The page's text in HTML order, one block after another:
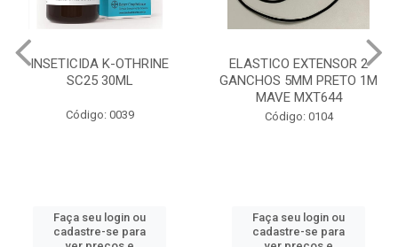
INSETICIDA K-OTHRINE
SC25 30ML
Código: 0039
Faça seu login ou
cadastre-se para
ELASTICO EXTENSOR 2
GANCHOS 5MM PRETO 1M
MAVE MXT644
Código: 0104
Faça seu login ou
cadastre-se para